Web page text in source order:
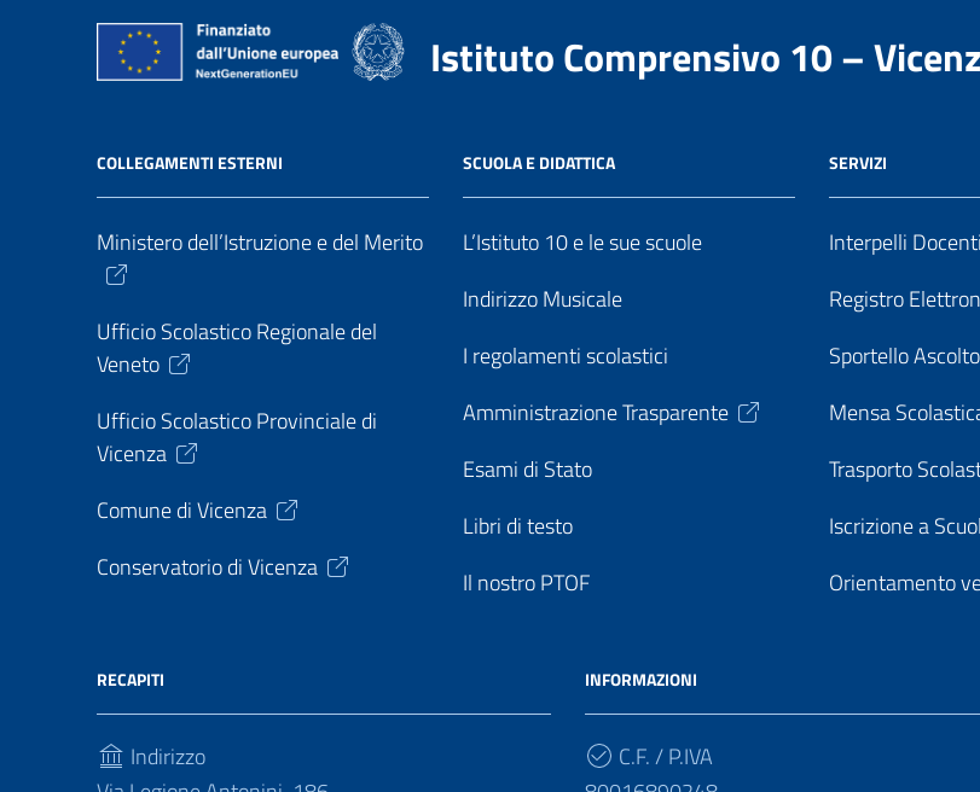
Istituto Comprensivo 10 –
COLLEGAMENTI ESTERNI
Ministero dell’Istruzione e del Merito
Ufficio Scolastico Regionale del
Veneto
Ufficio Scolastico Provinciale di
Vicenza
Comune di Vicenza
Conservatorio di Vicenza
SCUOLA E DIDATTICA
L’Istituto 10 e le sue scuole
Indirizzo Musicale
I regolamenti scolastici
Amministrazione Trasparente
Esami di Stato
Libri di testo
Il nostro PTOF
SERVIZI
Interpelli Docenti
Registro
Sportello
Mensa
Trasporto
Iscrizione a
Orientamento
RECAPITI
Indirizzo
INFORMAZIONI
C.F. / P.IVA